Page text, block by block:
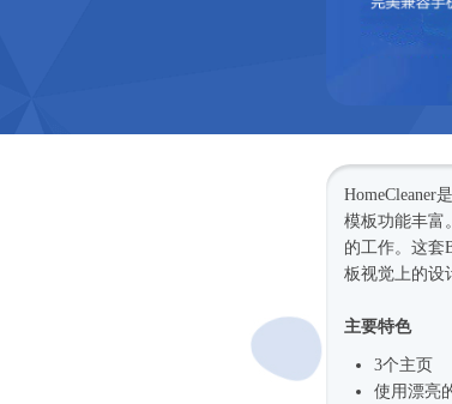
HomeCleaner
模板功能丰富
的工作。这套
板视觉上的设
主要特色
3个主页
使用漂亮